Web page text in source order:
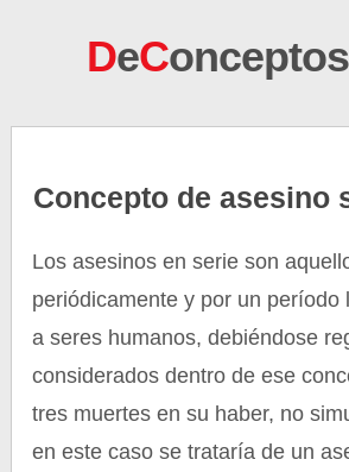
DeC
Concepto de asesino
Los asesinos en serie son
periódicamente y por un período
a seres humanos, debiéndose
considerados dentro de ese
tres muertes en su haber, no
en este caso se trataría de un